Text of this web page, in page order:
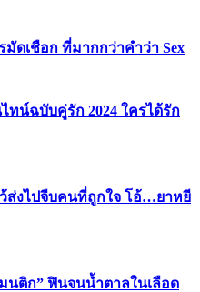
ดเชือก ที่มากกว่าคำว่า Sex
ทน์ฉบับคู่รัก 2024 ใครได้รัก
ว้ส่งไปจีบคนที่ถูกใจ โอ้…ยาหยี
นติก” ฟินจนน้ำตาลในเลือด